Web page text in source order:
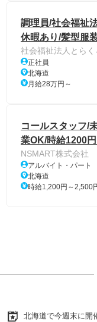
調理員/社会福祉
休暇あり/髪型服
社会福祉法人とらく
正社員
北海道
月給28万円～
コールスタッフ/
業OK/時給1200円
NSMART株式会社
アルバイト・パート
北海道
時給1,200円～2,500
北海道で今週末に開